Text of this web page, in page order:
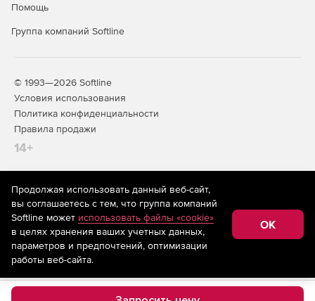
Позволяет отслеживать локальные сети организаций
Предлагает те же функции мониторинга полосы
Помощь
Группа компаний Softline
© 1993—2026 Softline
Условия использования
Политика конфиденциальности
Правила продажи
14+
На информационном ресурсе store.softline.ru применяются
рекомендательные технологии(информационные технологии
предоставления информации на основе сбора,
систематизации и анализа сведений, относящихся к
предпочтениям пользователей сети «Интернет»,
находящихся на территории Российской Федерации)
Продолжая использовать данный веб-сайт,
вы соглашаетесь с тем, что группа компаний
Softline может использовать файлы «cookie»
в целях хранения ваших учетных данных,
параметров и предпочтений, оптимизации
работы веб-сайта.
OK